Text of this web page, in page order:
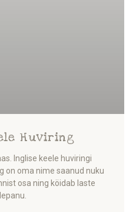
Huviring
Inglise keele huviringi
on oma nime saanud nuku
osa ning köidab laste